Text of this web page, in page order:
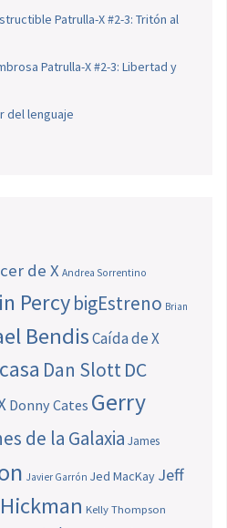
Patrulla-X #2-3: Tritón al
Patrulla-X #2-3: Libertad y
del lenguaje
de X Andrea Sorrentino
PercybigEstreno Brian
BendisCaída de X
Dan SlottDC
Donny Cates Gerry
de la Galaxia James
Javier Garrón Jed MacKay Jeff
Kelly Thompson